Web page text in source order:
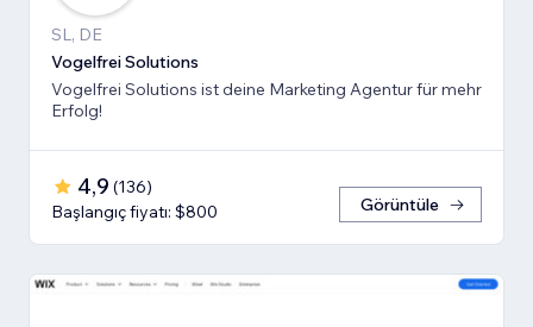
SL, DE
Vogelfrei Solutions
Vogelfrei Solutions ist deine Marketing Agentur für mehr
Erfolg!
4,9 (136)
Başlangıç fiyatı: $800
Görüntüle